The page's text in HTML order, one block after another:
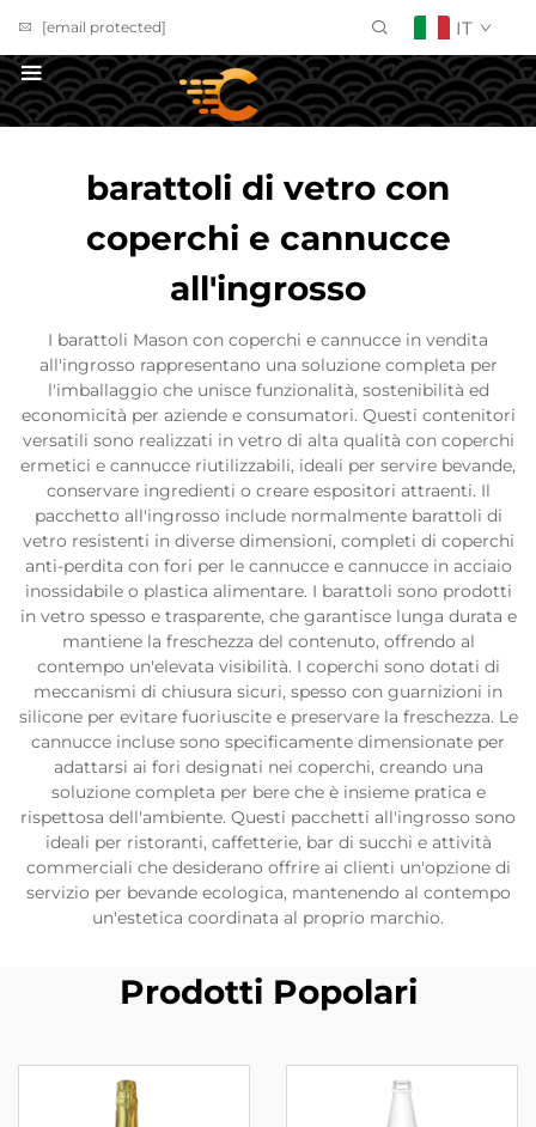
[email protected] IT
barattoli di vetro con
coperchi e cannucce
all'ingrosso
I barattoli Mason con coperchi e cannucce in vendita
all'ingrosso rappresentano una soluzione completa per
l'imballaggio che unisce funzionalità, sostenibilità ed
economicità per aziende e consumatori. Questi contenitori
versatili sono realizzati in vetro di alta qualità con coperchi
ermetici e cannucce riutilizzabili, ideali per servire bevande,
conservare ingredienti o creare espositori attraenti. Il
pacchetto all'ingrosso include normalmente barattoli di
vetro resistenti in diverse dimensioni, completi di coperchi
anti-perdita con fori per le cannucce e cannucce in acciaio
inossidabile o plastica alimentare. I barattoli sono prodotti
in vetro spesso e trasparente, che garantisce lunga durata e
mantiene la freschezza del contenuto, offrendo al
contempo un'elevata visibilità. I coperchi sono dotati di
meccanismi di chiusura sicuri, spesso con guarnizioni in
silicone per evitare fuoriuscite e preservare la freschezza. Le
cannucce incluse sono specificamente dimensionate per
adattarsi ai fori designati nei coperchi, creando una
soluzione completa per bere che è insieme pratica e
rispettosa dell'ambiente. Questi pacchetti all'ingrosso sono
ideali per ristoranti, caffetterie, bar di succhi e attività
commerciali che desiderano offrire ai clienti un'opzione di
servizio per bevande ecologica, mantenendo al contempo
un'estetica coordinata al proprio marchio.
Prodotti Popolari